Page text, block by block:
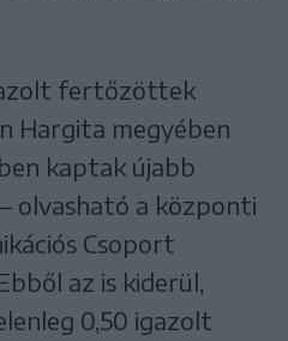
fertőzöttek
Hargita megyében
kaptak újabb
olvasható a központi
Csoport
az is kiderül,
0,50 igazolt